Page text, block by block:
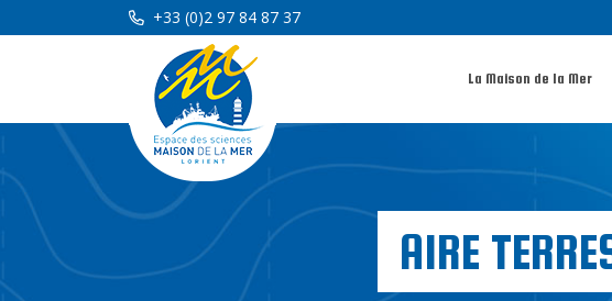
+33 (0)2 97 84 87 37
La Maison de la Mer
AIRE